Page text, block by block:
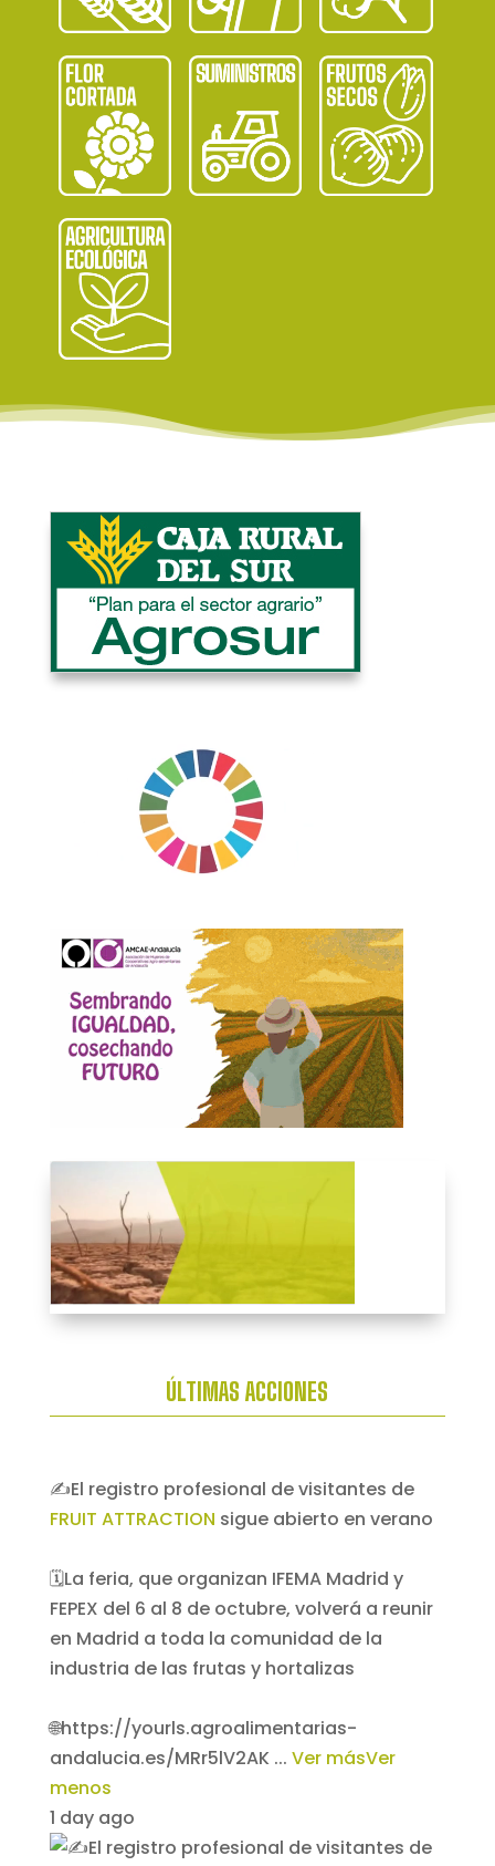
ÚLTIMAS ACCIONES
✍️El registro profesional de visitantes de
FRUIT ATTRACTION sigue abierto en verano
🗓️La feria, que organizan IFEMA Madrid y
FEPEX del 6 al 8 de octubre, volverá a reunir
en Madrid a toda la comunidad de la
industria de las frutas y hortalizas
🌐https://yourls.agroalimentarias-
andalucia.es/MRr5lV2AK ... Ver másVer
menos
1 day ago